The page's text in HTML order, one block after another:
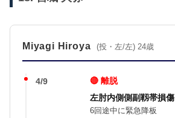
Miyagi Hiroya (投・左/左) 24歳
4/9
🔴 離脱
左肘内側側副靱帯損傷
6回途中に緊急降板